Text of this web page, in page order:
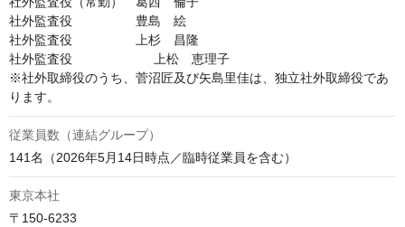
社外監査役　　　　　豊島　絵
社外監査役　　　　　上杉　昌隆
社外監査役	　　　　  上松　恵理子
※社外取締役のうち、菅沼匠及び矢島里佳は、独立社外取締役であ
ります。
従業員数（連結グループ）
141名（2026年5月14日時点／臨時従業員を含む）
東京本社
〒150-6233